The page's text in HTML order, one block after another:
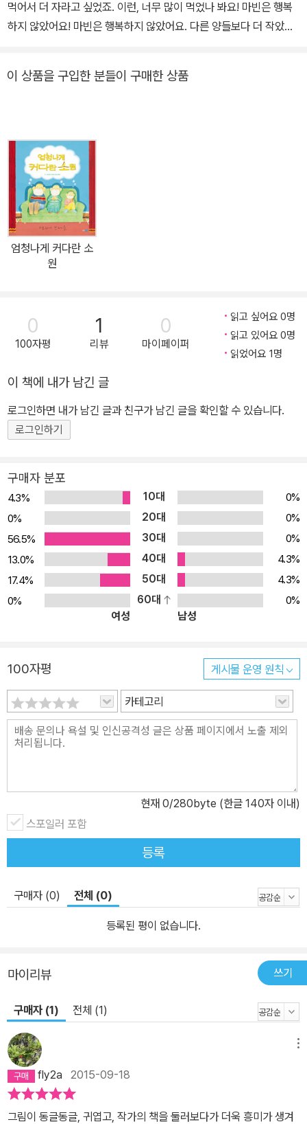
먹어서 더 자라고 싶었죠. 이런, 너무 많이 먹었나 봐요! 마빈은 행복
하지 않았어요! 마빈은 행복하지 않았어요. 다른 양들보다 더 작았거
끝내고 쉴 때 마빈은 조금 더 먹었어요. 조금씩 더 먹을수록 점점 커졌
구를 먹고 난 마빈은 너무 쓸쓸했어요. 주위에 아무도 없었거든요. 어
떻게 했을까요? 먹은 것을 다시 모두 토해 냈어요. 매애애애애애! 욕
심의 크기가 이만큼! 한 손 가득 사탕을 쥐고서도 또 다른 손에 사탕을
쥐어 달라고 떼를 쓰는 아이들이 있습니다. 욕심이라는 단어를 알기
도 전에 남보다 더 많이 가지고 싶어 하지요. 모든 걸 혼자 독차지 하
려는 아이처럼, 초원에서 시작한 마빈의 이야기는 작은 욕심이 점점
더 커져 결국에는 통제가 안 되는 상황까지 치닫는 모습을 유쾌하게
고 욕심 끝에 남는 건 외로움뿐이지요. 갖고 싶은 것을 몽땅 차지했는
데 오히려 점점 더 외로워지는 마빈의 이야기는 아이들에게 큰 울림
을 남깁니다.
이 상품을 구입한 분들이 구매한 상품
엄청나게 커다란 소
원
0
100자평
1
리뷰
0
마이페이퍼
읽고 싶어요 0명
읽고 있어요 0명
읽었어요 1명
이 책에 내가 남긴 글
로그인하면 내가 남긴 글과 친구가 남긴 글을 확인할 수 있습니다.
로그인하기
구매자 분포
4.3% 10대
0%
0%
20대
0%
56.5%
30대
0%
13.0%
40대
4.3%
17.4%
50대
4.3%
0%
60대
0%
여성
남성
100자평 게시물 운영 원칙
카테고리
현재 0/280byte (한글 140자 이내)
스포일러 포함
등록
구매자 (0) 전체 (0)
등록된 평이 없습니다.
마이리뷰 쓰기
구매자 (1) 전체 (1)
fly2a 2015-09-18
그림이 동글동글, 귀엽고, 작가의 책을 둘러보다가 더욱 흥미가 생겨